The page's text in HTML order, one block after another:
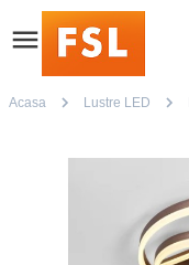
Acasa Lustre LED